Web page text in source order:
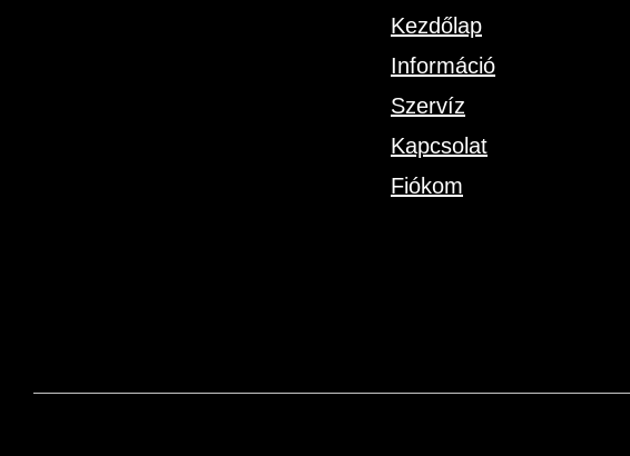
Kezdőlap
Információ
Szervíz
Kapcsolat
Fiókom